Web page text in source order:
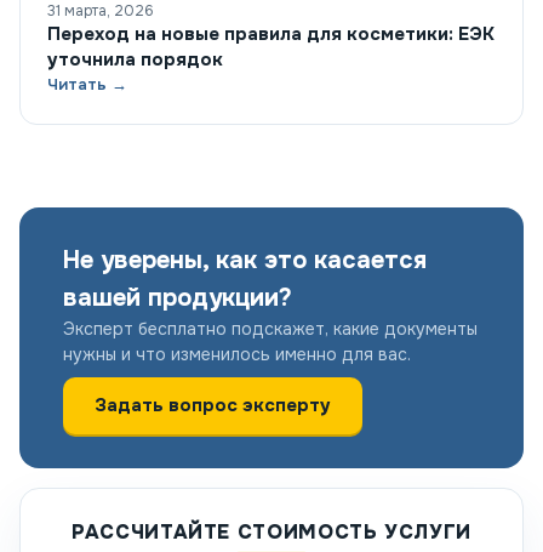
31 марта, 2026
Переход на новые правила для косметики: ЕЭК
уточнила порядок
Читать →
Не уверены, как это касается
вашей продукции?
Эксперт бесплатно подскажет, какие документы
нужны и что изменилось именно для вас.
Задать вопрос эксперту
РАССЧИТАЙТЕ СТОИМОСТЬ УСЛУГИ